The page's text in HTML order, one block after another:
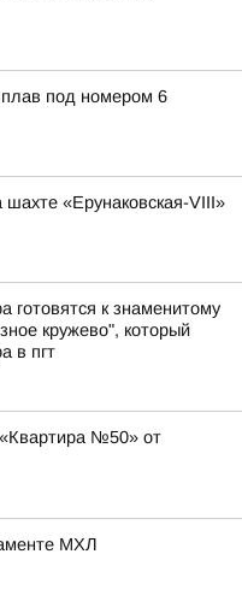
под номером 6
шахте «Ерунаковская-VIII»
готовятся к знаменитому
кружево", который
в пгт
№50» от
МХЛ